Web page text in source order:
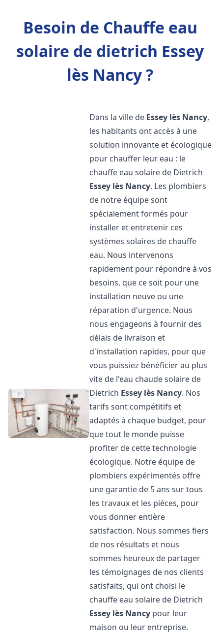
Besoin de Chauffe eau
solaire de dietrich Essey
lès Nancy ?
Dans la ville de Essey lès Nancy,
les habitants ont accès à une
solution innovante et écologique
pour chauffer leur eau : le
chauffe eau solaire de Dietrich
Essey lès Nancy. Les plombiers
de notre équipe sont
spécialement formés pour
installer et entretenir ces
systèmes solaires de chauffe
eau. Nous intervenons
rapidement pour répondre à vos
besoins, que ce soit pour une
installation neuve ou une
réparation d'urgence. Nous
nous engageons à fournir des
délais de livraison et
d'installation rapides, pour que
vous puissiez bénéficier au plus
vite de l'eau chaude solaire de
Dietrich Essey lès Nancy. Nos
tarifs sont compétitifs et
adaptés à chaque budget, pour
que tout le monde puisse
profiter de cette technologie
écologique. Notre équipe de
plombiers expérimentés offre
une garantie de 5 ans sur tous
les travaux et les pièces, pour
vous donner entière
satisfaction. Nous sommes fiers
de nos résultats et nous
sommes heureux de partager
les témoignages de nos clients
satisfaits, qui ont choisi le
chauffe eau solaire de Dietrich
Essey lès Nancy pour leur
maison ou leur entreprise.